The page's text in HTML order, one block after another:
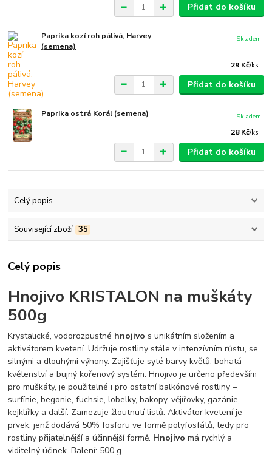
Přidat do košíku
Paprika kozí roh pálivá, Harvey
(semena)
29 Kč/ks
Skladem
Přidat do košíku
Paprika ostrá Korál (semena)
28 Kč/ks
Skladem
Přidat do košíku
Celý popis
Související zboží 35
Celý popis
Hnojivo KRISTALON na muškáty
500g
Krystalické, vodorozpustné hnojivo s unikátním složením a
aktivátorem kvetení. Udržuje rostliny stále v intenzívním růstu, se
silnými a dlouhými výhony. Zajišťuje syté barvy květů, bohatá
květenství a bujný kořenový systém. Hnojivo je určeno především
pro muškáty, je použitelné i pro ostatní balkónové rostliny –
surfínie, begonie, fuchsie, lobelky, bakopy, vějířovky, gazánie,
kejklířky a další. Zamezuje žloutnutí listů. Aktivátor kvetení je
prvek, jenž dodává 50% fosforu ve formě polyfosfátů, tedy pro
rostliny přijatelnější a účinnější formě. Hnojivo má rychlý a
viditelný účinek. Balení: 500 g.